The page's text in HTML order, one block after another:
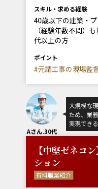
スキル・求める経験
40歳以下の建築・
（経験年数不問）
代以上の方
ポイント
#元請工事の現場監
Aさん.30代
大規模な
ため、業
実現でき
【中堅ゼネコ
ション
有料職業紹介